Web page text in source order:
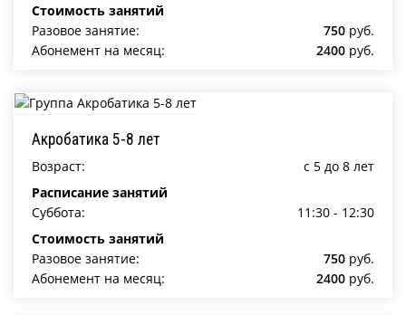
Стоимость занятий
Разовое занятие:
750 руб.
Абонемент на месяц:
2400 руб.
Акробатика 5-8 лет
Возраст:
c 5 до 8 лет
Расписание занятий
Суббота:
11:30 - 12:30
Стоимость занятий
Разовое занятие:
750 руб.
Абонемент на месяц:
2400 руб.